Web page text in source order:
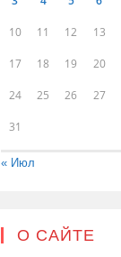
10 11 12 13
17 18 19 20
24 25 26 27
31
« Июл
О САЙТЕ